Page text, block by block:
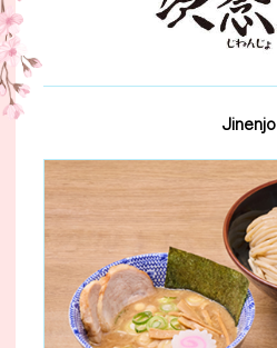
Jinenjo